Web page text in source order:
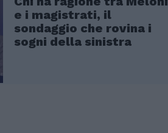
e i magistrati, il
sondaggio che rovina i
sogni della sinistra